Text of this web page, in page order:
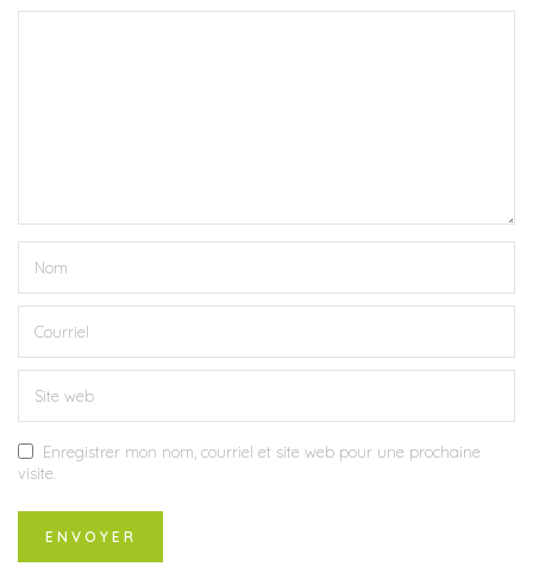
Enregistrer mon nom, courriel et site web pour une prochaine
visite.